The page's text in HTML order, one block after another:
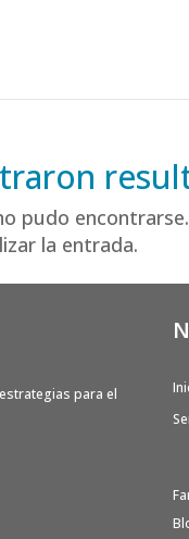
pudo
la entrada.
para el